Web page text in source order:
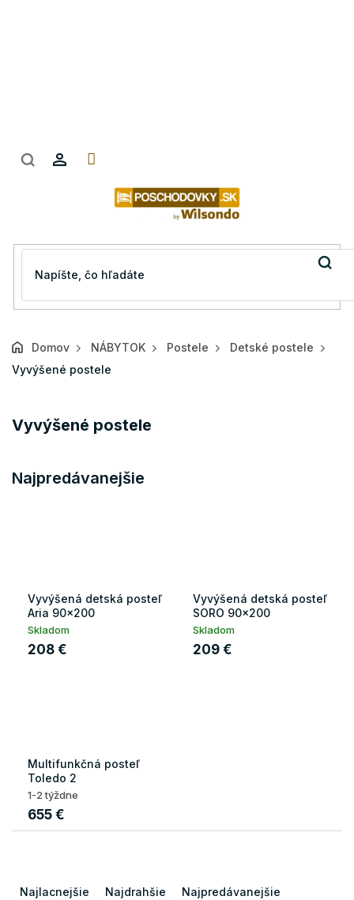
Domov NÁBYTOK Postele
Detské postele
Vyvýšené postele
Vyvýšené postele
Najpredávanejšie
Vyvýšená detská posteľ
Aria 90x200
Skladom
208 €
Vyvýšená detská posteľ
SORO 90x200
Skladom
209 €
Multifunkčná posteľ
Toledo 2
1-2 týždne
655 €
Najlacnejšie Najdrahšie Najpredávanejšie